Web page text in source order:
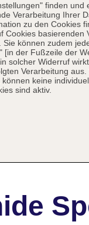
finden und
Verarbeitung Ihrer
zu den Cookies
Cookies basierenden
. Sie können zudem
[in der Fußzeile der
solcher Widerruf
Verarbeitung aus.
keine
sind aktiv.